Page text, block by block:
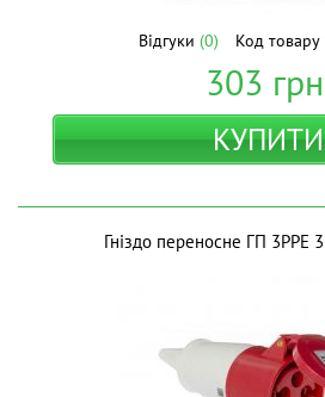
Відгуки (0) Код товару
303
КУПИТИ
Гніздо переносне ГП